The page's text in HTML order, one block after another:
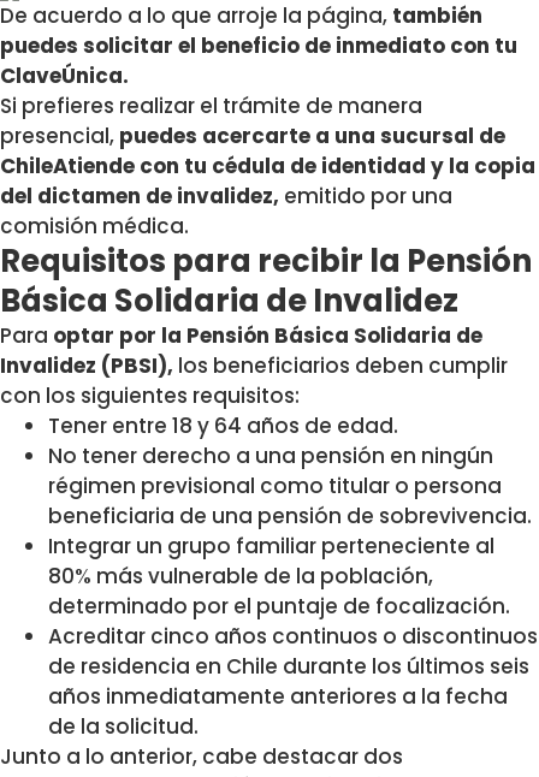
De acuerdo a lo que arroje la página, también
puedes solicitar el beneficio de inmediato con tu
ClaveÚnica.
Si prefieres realizar el trámite de manera
presencial, puedes acercarte a una sucursal de
ChileAtiende con tu cédula de identidad y la copia
del dictamen de invalidez, emitido por una
comisión médica.
Requisitos para recibir la Pensión
Básica Solidaria de Invalidez
Para optar por la Pensión Básica Solidaria de
Invalidez (PBSI), los beneficiarios deben cumplir
con los siguientes requisitos:
Tener entre 18 y 64 años de edad.
No tener derecho a una pensión en ningún
régimen previsional como titular o persona
beneficiaria de una pensión de sobrevivencia.
Integrar un grupo familiar perteneciente al
80% más vulnerable de la población,
determinado por el puntaje de focalización.
Acreditar cinco años continuos o discontinuos
de residencia en Chile durante los últimos seis
años inmediatamente anteriores a la fecha
de la solicitud.
Junto a lo anterior, cabe destacar dos